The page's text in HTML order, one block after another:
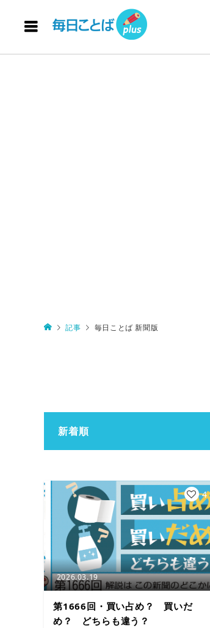
記事 毎日ことば 新聞版
新着順
2026.03.19
第1666回・買い占め？ 買いだ
め？ どちらも違う？
4